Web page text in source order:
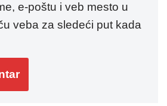
e-poštu i veb mesto u
veba za sledeći put kada